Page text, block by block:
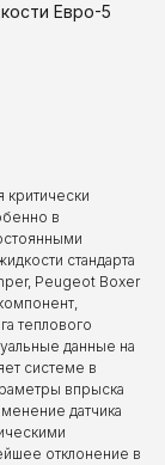
Евро-5
критически
в
стандарта
Peugeot Boxer
теплового
данные на
системе в
впрыска
датчика
отклонение в